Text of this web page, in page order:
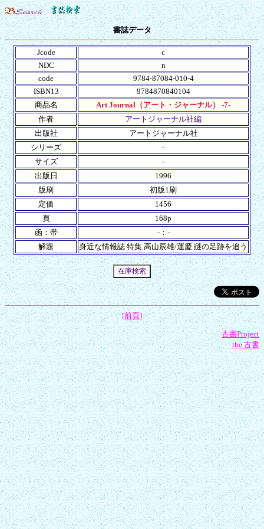
書誌データ
Jcode
c
NDC
n
code
9784-87084-010-4
ISBN13
9784870840104
商品名
Art Journal（アート・ジャーナル） -7-
作者
アートジャーナル社編
出版社
アートジャーナル社
シリーズ
-
サイズ
-
出版日
1996
版刷
初版1刷
定価
1456
頁
168p
函：帯
-：-
解題
身近な情報誌 特集 高山辰雄/運慶 謎の足跡を追う
[前頁]
古書Project
the 古書